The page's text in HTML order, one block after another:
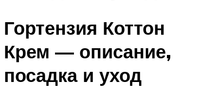
Гортензия Коттон
Крем — описание,
посадка и уход